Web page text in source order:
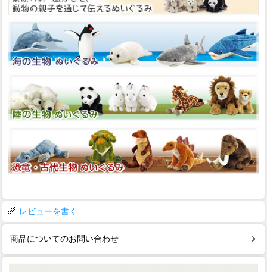
レビューを書く
商品についてのお問い合わせ